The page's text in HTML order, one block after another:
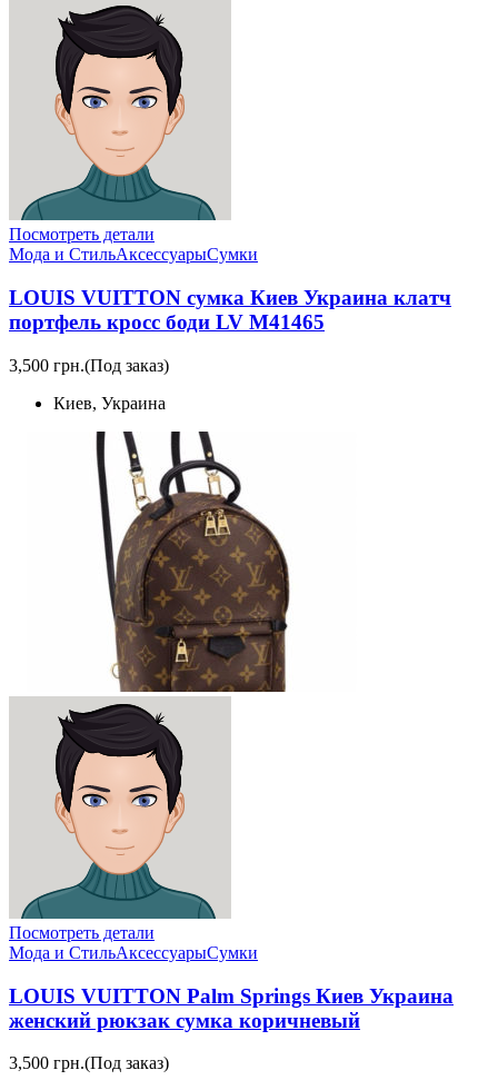
Посмотреть детали
Мода и СтильАксессуарыСумки
LOUIS VUITTON сумка Киев Украина клатч
портфель кросс боди LV M41465
3,500 грн.(Под заказ)
Киев, Украина
Посмотреть детали
Мода и СтильАксессуарыСумки
LOUIS VUITTON Palm Springs Киев Украина
женский рюкзак сумка коричневый
3,500 грн.(Под заказ)